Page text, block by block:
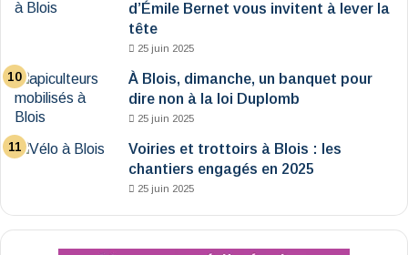
d’Émile Bernet vous invitent à lever la
tête
25 juin 2025
À Blois, dimanche, un banquet pour
dire non à la loi Duplomb
25 juin 2025
Voiries et trottoirs à Blois : les
chantiers engagés en 2025
25 juin 2025